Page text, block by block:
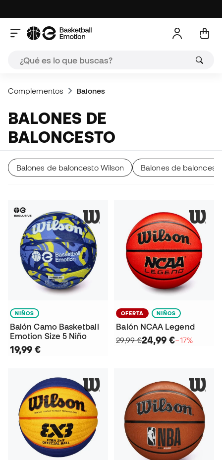
Complementos Balones
BALONES DE
BALONCESTO
Balones de baloncesto Wilson Balones de
NIÑOS
Balón Camo Basketball
Emotion Size 5 Niño
19,99 €
OFERTA NIÑOS
Balón NCAA Legend
29,99 €24,99 €−17%